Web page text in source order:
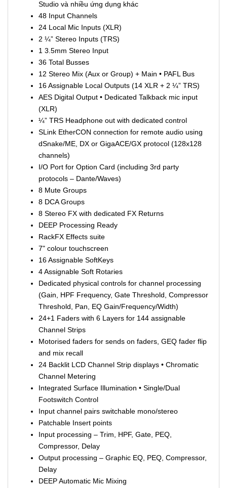
Studio và nhiều ứng dụng khác
48 Input Channels
24 Local Mic Inputs (XLR)
2 ¼” Stereo Inputs (TRS)
1 3.5mm Stereo Input
36 Total Busses
12 Stereo Mix (Aux or Group) + Main • PAFL Bus
16 Assignable Local Outputs (14 XLR + 2 ¼” TRS)
AES Digital Output • Dedicated Talkback mic input
(XLR)
¼” TRS Headphone out with dedicated control
SLink EtherCON connection for remote audio using
dSnake/ME, DX or GigaACE/GX protocol (128x128
channels)
I/O Port for Option Card (including 3rd party
protocols – Dante/Waves)
8 Mute Groups
8 DCA Groups
8 Stereo FX with dedicated FX Returns
DEEP Processing Ready
RackFX Effects suite
7" colour touchscreen
16 Assignable SoftKeys
4 Assignable Soft Rotaries
Dedicated physical controls for channel processing
(Gain, HPF Frequency, Gate Threshold, Compressor
Threshold, Pan, EQ Gain/Frequency/Width)
24+1 Faders with 6 Layers for 144 assignable
Channel Strips
Motorised faders for sends on faders, GEQ fader flip
and mix recall
24 Backlit LCD Channel Strip displays • Chromatic
Channel Metering
Integrated Surface Illumination • Single/Dual
Footswitch Control
Input channel pairs switchable mono/stereo
Patchable Insert points
Input processing – Trim, HPF, Gate, PEQ,
Compressor, Delay
Output processing – Graphic EQ, PEQ, Compressor,
Delay
DEEP Automatic Mic Mixing